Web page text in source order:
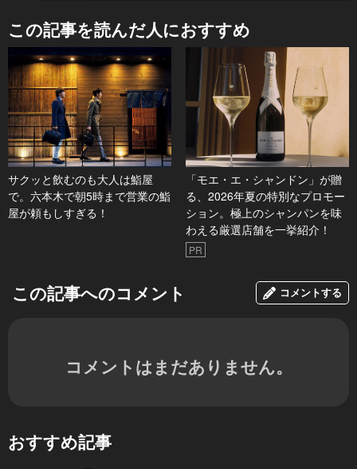
この記事を読んだ人におすすめ
サクッと飲むのも大人は鮨屋
で。六本木で朝5時まで営業の鮨
屋が頼もしすぎる！
「モエ・エ・シャンドン」が贈
る、2026年夏の特別なプロモー
ション。極上のシャンパンを味
わえる厳選店舗を一挙紹介！
PR
この記事へのコメント コメントする
コメントはまだありません。
おすすめ記事